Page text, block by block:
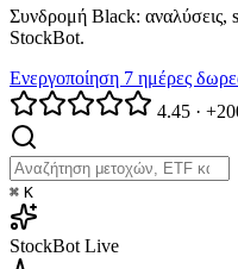
Συνδρομή Black: αναλύσεις,
StockBot.
Ενεργοποίηση 7 ημέρες
4.45 ·
⌘ K
StockBot Live